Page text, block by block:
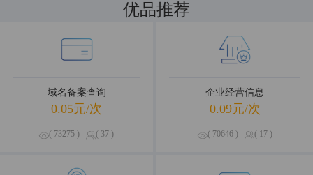
优品推荐
海量数据，优选试用
域名备案查询
0.05元/次
( 73275 ) ( 37 )
企业经营信息
0.09元/次
( 70646 ) ( 17 )